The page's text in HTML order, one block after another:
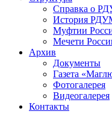
Справка о
История
Муфтии
Мечети
Архив
Документы
Газета
Фотогалерея
Видеогалерея
Контакты